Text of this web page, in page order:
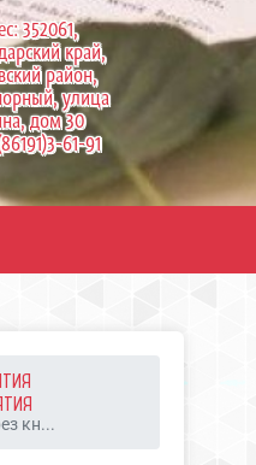
352061,
край,
район,
улица
дом 30
61-91
кн...